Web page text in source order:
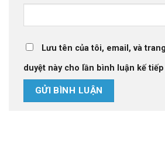
Lưu tên của tôi, email, và
duyệt này cho lần bình luận kế